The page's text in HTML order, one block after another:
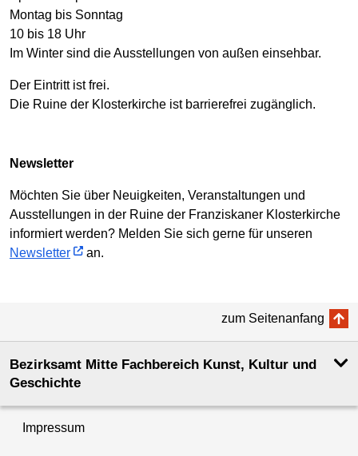
Montag bis Sonntag
10 bis 18 Uhr
Im Winter sind die Ausstellungen von außen einsehbar.
Der Eintritt ist frei.
Die Ruine der Klosterkirche ist barrierefrei zugänglich.
Newsletter
Möchten Sie über Neuigkeiten, Veranstaltungen und
Ausstellungen in der Ruine der Franziskaner Klosterkirche
informiert werden? Melden Sie sich gerne für unseren
Newsletter
an.
zum Seitenanfang
Bezirksamt Mitte Fachbereich Kunst, Kultur und
Geschichte
Impressum